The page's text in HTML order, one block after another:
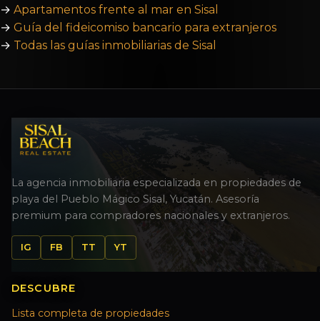
→ Apartamentos frente al mar en Sisal
→ Guía del fideicomiso bancario para extranjeros
→ Todas las guías inmobiliarias de Sisal
La agencia inmobiliaria especializada en propiedades de
playa del Pueblo Mágico Sisal, Yucatán. Asesoría
premium para compradores nacionales y extranjeros.
IG FB TT YT
DESCUBRE
Lista completa de propiedades